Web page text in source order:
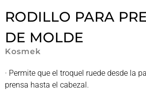
RODILLO PARA
DE MOLDE
Kosmek
· Permite que el troquel ruede desde la
prensa hasta el cabezal.